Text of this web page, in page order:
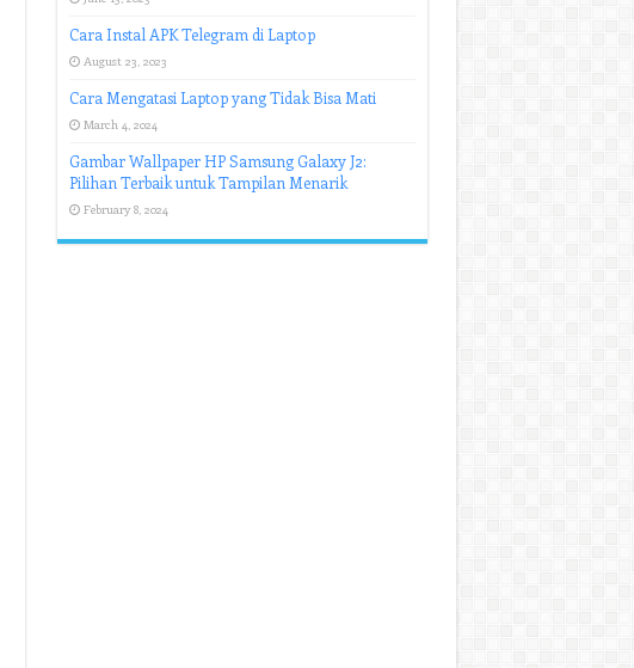
Cara Instal APK Telegram di Laptop
August 23, 2023
Cara Mengatasi Laptop yang Tidak Bisa Mati
March 4, 2024
Gambar Wallpaper HP Samsung Galaxy J2:
Pilihan Terbaik untuk Tampilan Menarik
February 8, 2024